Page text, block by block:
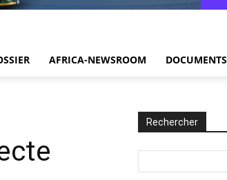
AFRICA-NEWSROOM DOCUMENTS
Rechercher